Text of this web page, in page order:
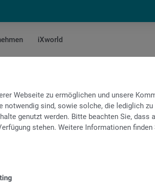
Webseite zu ermöglichen und unsere
notwendig sind, sowie solche, die lediglich
genutzt werden. Bitte beachten Sie, dass
stehen. Weitere Informationen finden
iXworld